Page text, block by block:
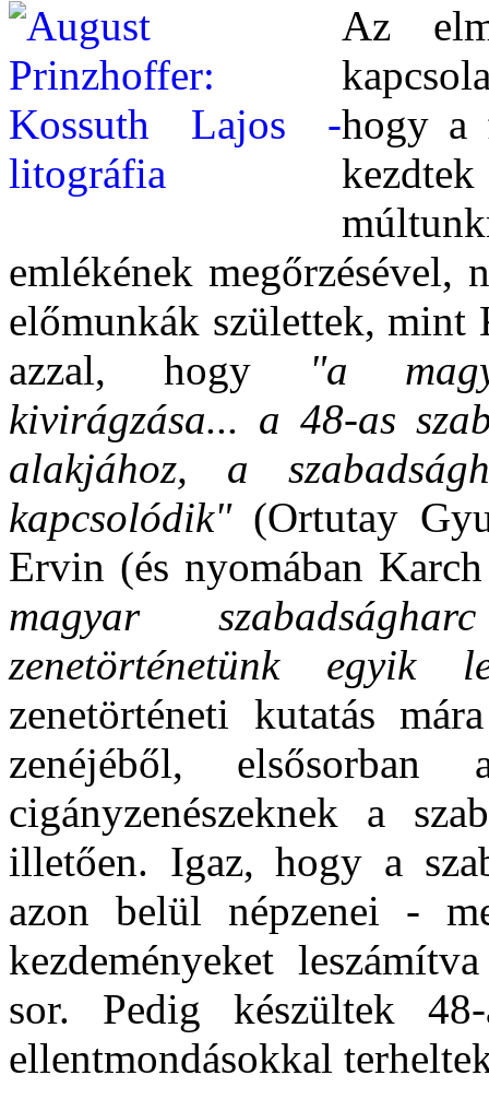
Az
hogy a
emlékének megőrzésével,
előmunkák születtek, mint
azzal, hogy
"a
kivirágzása... a 48-as
alakjához, a
kapcsolódik"(Ortutay
Ervin (és nyomában
magyar
zenetörténetünk egyik
zenetörténeti kutatás
zenéjéből,
cigányzenészeknek a
illetően. Igaz, hogy a
azon belül népzenei -
kezdeményeket
sor. Pedig készültek
ellentmondásokkal